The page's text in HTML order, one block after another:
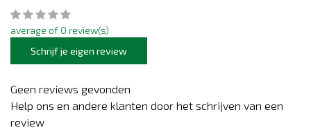
average of 0 review(s)
Schrijf je eigen review
Geen reviews gevonden
Help ons en andere klanten door het schrijven van een
review